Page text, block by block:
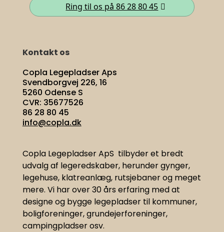
Ring til os på 86 28 80 45
Kontakt os
Copla Legepladser Aps
Svendborgvej 226, 16
5260 Odense S
CVR: 35677526
86 28 80 45
info@copla.dk
Copla Legepladser ApS tilbyder et bredt
udvalg af legeredskaber, herunder gynger,
legehuse, klatreanlæg, rutsjebaner og meget
mere. Vi harover 30 års erfaring med at
designe og bygge legepladser til kommuner,
boligforeninger, grundejerforeninger,
campingpladser osv.